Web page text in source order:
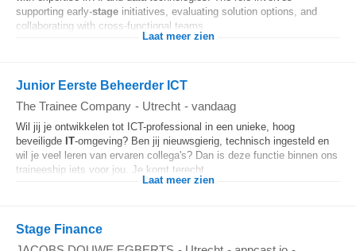
supporting early-stage initiatives, evaluating solution options, and
collaborating with cross-functional teams...
Laat meer zien
Junior Eerste Beheerder ICT
The Trainee Company - Utrecht - vandaag
Wil jij je ontwikkelen tot ICT-professional in een unieke, hoog
beveiligde IT-omgeving? Ben jij nieuwsgierig, technisch ingesteld en
wil je veel leren van ervaren collega's? Dan is deze functie binnen ons
traineeship iets voor jou. Je komt terecht...
Laat meer zien
Stage Finance